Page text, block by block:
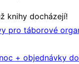
knihy docházejí!
pro táborové
+ objednávky